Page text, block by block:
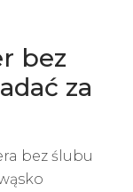
bez
za
bez ślubu